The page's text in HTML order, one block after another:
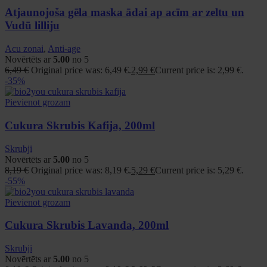
Atjaunojoša gēla maska ādai ap acīm ar zeltu un
Vudū lilliju
Acu zonai, Anti-age
Novērtēts ar 5.00 no 5
6,49€ Original price was: 6,49 €.2,99 €Current price is: 2,99 €.
-35%
Pievienot grozam
Cukura Skrubis Kafija, 200ml
Skrubji
Novērtēts ar 5.00 no 5
8,19€ Original price was: 8,19 €.5,29 €Current price is: 5,29 €.
-55%
Pievienot grozam
Cukura Skrubis Lavanda, 200ml
Skrubji
Novērtēts ar 5.00 no 5